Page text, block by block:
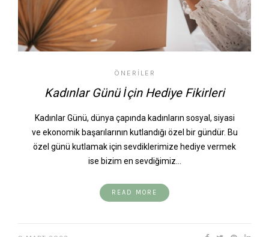
ÖNERILER
Kadınlar Günü İçin Hediye Fikirleri
Kadınlar Günü, dünya çapında kadınların sosyal, siyasi
ve ekonomik başarılarının kutlandığı özel bir gündür. Bu
özel günü kutlamak için sevdiklerimize hediye vermek
ise bizim en sevdiğimiz…
READ MORE